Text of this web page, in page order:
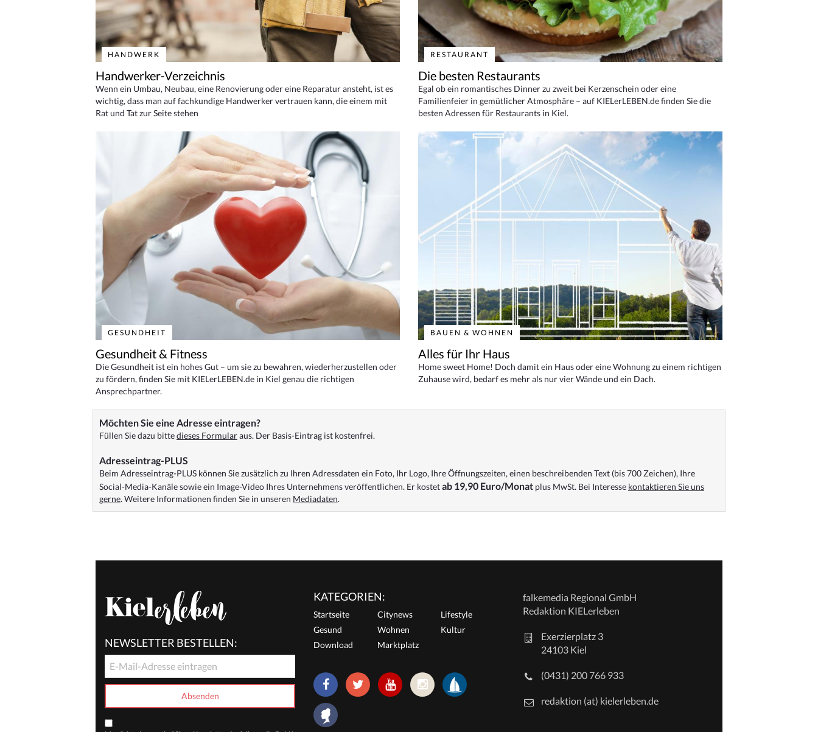
HANDWERK
Handwerker-Verzeichnis
Wenn ein Umbau, Neubau, eine Renovierung oder eine Reparatur ansteht, ist es
wichtig, dass man auf fachkundige Handwerker vertrauen kann, die einem mit
Rat und Tat zur Seite stehen
RESTAURANT
Die besten Restaurants
Egal ob ein romantisches Dinner zu zweit bei Kerzenschein oder eine
Familienfeier in gemütlicher Atmosphäre – auf KIELerLEBEN.de finden Sie die
besten Adressen für Restaurants in Kiel.
GESUNDHEIT
Gesundheit & Fitness
Die Gesundheit ist ein hohes Gut – um sie zu bewahren, wiederherzustellen oder
zu fördern, finden Sie mit KIELerLEBEN.de in Kiel genau die richtigen
Ansprechpartner.
BAUEN & WOHNEN
Alles für Ihr Haus
Home sweet Home! Doch damit ein Haus oder eine Wohnung zu einem richtigen
Zuhause wird, bedarf es mehr als nur vier Wände und ein Dach.
Möchten Sie eine Adresse eintragen?
Füllen Sie dazu bittedieses Formularaus. Der Basis-Eintrag ist kostenfrei.
Adresseintrag-PLUS
Beim Adresseintrag-PLUS können Sie zusätzlich zu Ihren Adressdaten ein Foto, Ihr Logo, Ihre Öffnungszeiten, einen beschreibenden Text (bis 700 Zeichen), Ihre
Social-Media-Kanäle sowie ein Image-Video Ihres Unternehmens veröffentlichen. Er kostetab 19,90 Euro/Monat plus MwSt. Bei Interesse kontaktieren Sie uns
gerne. Weitere Informationen finden Sie in unseren Mediadaten.
NEWSLETTER BESTELLEN:
KATEGORIEN:
Startseite Citynews
Lifestyle
Gesund
Wohnen
Kultur
Download
Marktplatz
falkemedia Regional GmbH
Redaktion KIELerleben
Exerzierplatz 3
24103 Kiel
(0431) 200 766 933
redaktion (at) kielerleben.de